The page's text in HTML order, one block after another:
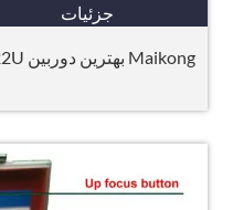
جزئیات